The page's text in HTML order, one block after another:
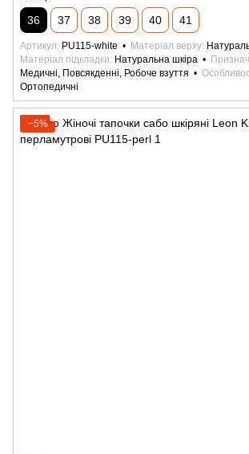
36 37 38 39 40 41
Артикул PU115-white Матеріал верху
Матеріал підкладки
Натуральна шкіра
Медичні, Повсякденні, Робоче взуття
Ортопедичні
−5%